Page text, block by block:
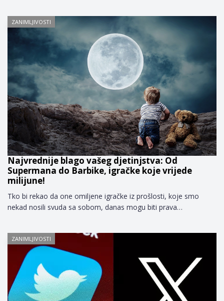
ZANIMLJIVOSTI
Najvrednije blago vašeg djetinjstva: Od
Supermana do Barbike, igračke koje vrijede
milijune!
Tko bi rekao da one omiljene igračke iz prošlosti, koje smo
nekad nosili svuda sa sobom, danas mogu biti prava…
ZANIMLJIVOSTI